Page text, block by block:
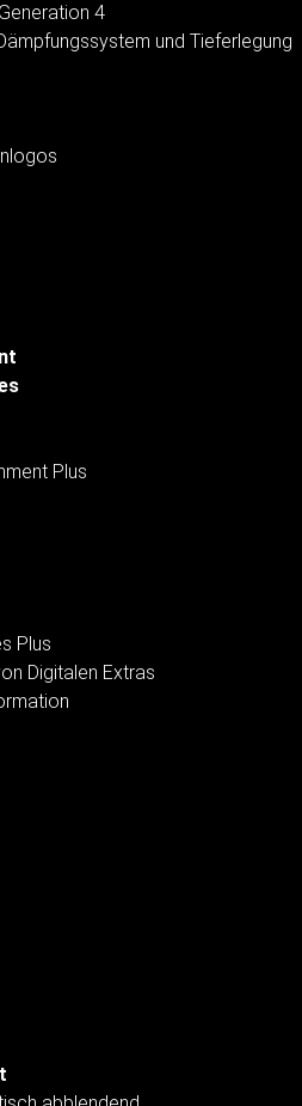
4
und Tieferlegung
Plus
Plus
Digitalen Extras